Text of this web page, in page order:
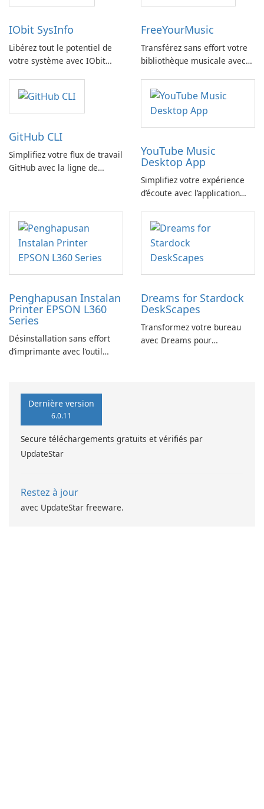
IObit SysInfo
Libérez tout le potentiel de
votre système avec IObit
FreeYourMusic
Transférez sans effort votre
bibliothèque musicale avec
GitHub CLI
Simplifiez votre flux de travail
GitHub avec la ligne de
YouTube Music
Desktop App
Simplifiez votre expérience
d’écoute avec l’application
Penghapusan Instalan
Printer EPSON L360
Series
Désinstallation sans effort
d’imprimante avec l’outil
Dreams for Stardock
DeskScapes
Transformez votre bureau
avec Dreams pour
Dernière version
6.0.11
Secure téléchargements gratuits et vérifiés par
UpdateStar
Restez à jour
avec UpdateStar freeware.